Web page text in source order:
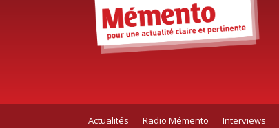
Actualités Radio Mémento Interviews